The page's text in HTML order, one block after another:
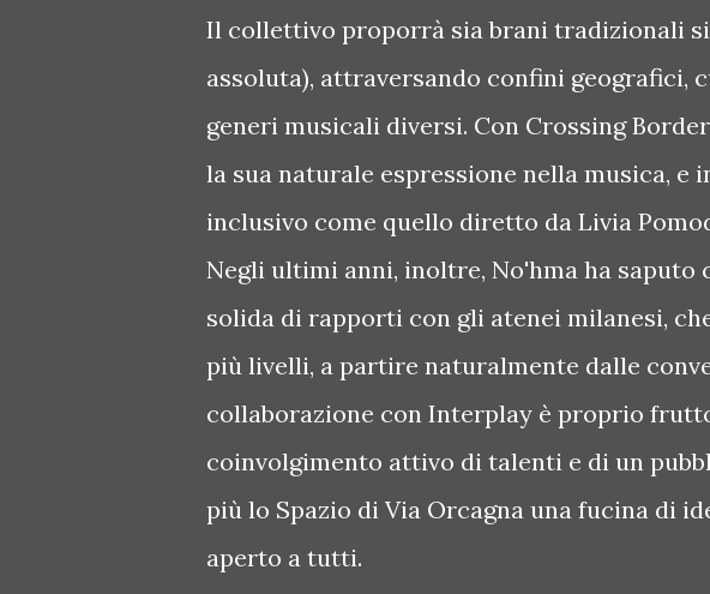
Il collettivo proporrà sia brani tradizionali
assoluta), attraversando confini geografici,
generi musicali diversi. Con Crossing
la sua naturale espressione nella musica, e
inclusivo come quello diretto da Livia
Negli ultimi anni, inoltre, No'hma ha saputo
solida di rapporti con gli atenei milanesi,
più livelli, a partire naturalmente dalle
collaborazione con Interplay è proprio
coinvolgimento attivo di talenti e di un
più lo Spazio di Via Orcagna una fucina di
aperto a tutti.